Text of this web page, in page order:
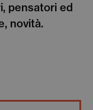
pensatori ed
novità.